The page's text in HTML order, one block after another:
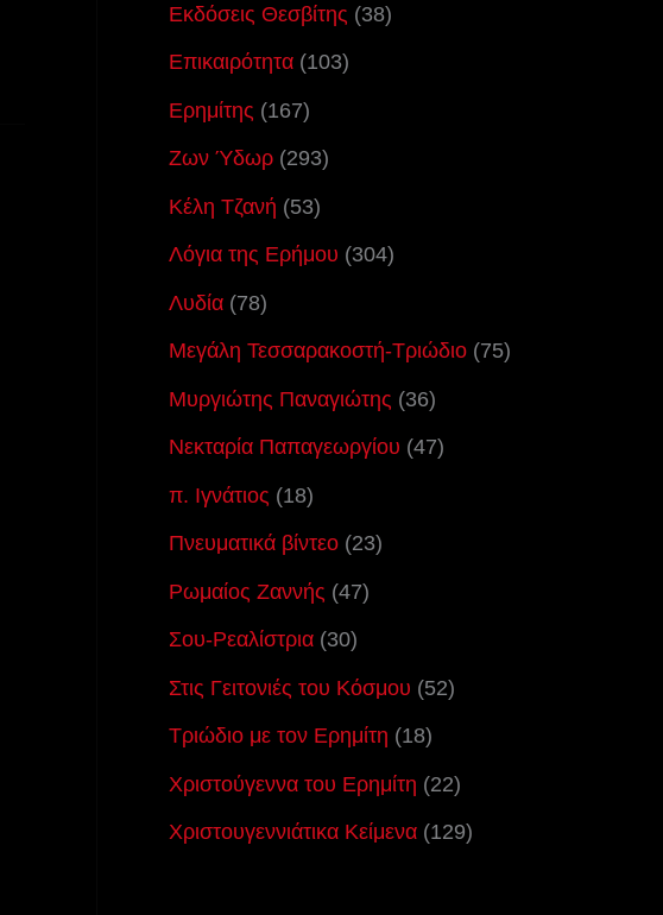
Εκδόσεις Θεσβίτης (38)
Επικαιρότητα(103)
Ερημίτης (167)
Ζων Ύδωρ(293)
Κέλη Τζανή (53)
Λόγια της Ερήμου (304)
Λυδία(78)
Μεγάλη Τεσσαρακοστή-Τριώδιο(75)
Μυργιώτης Παναγιώτης (36)
Νεκταρία Παπαγεωργίου (47)
π. Ιγνάτιος (18)
Πνευματικά βίντεο(23)
Ρωμαίος Ζαννής (47)
Σου-Ρεαλίστρια(30)
Στις Γειτονιές του Κόσμου (52)
Τριώδιο με τον Ερημίτη (18)
Χριστούγεννα του Ερημίτη (22)
Χριστουγεννιάτικα Κείμενα(129)